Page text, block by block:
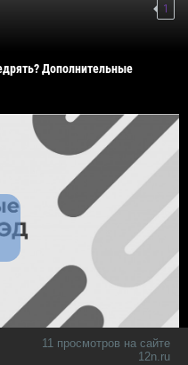
1
Дополнительные
11 просмотров на сайте
12n.ru